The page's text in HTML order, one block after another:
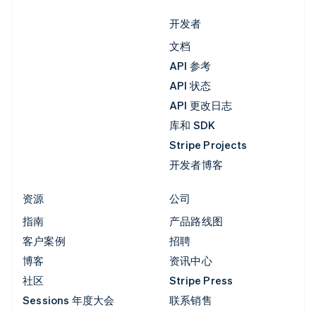
开发者
文档
API 参考
API 状态
API 更改日志
库和 SDK
Stripe Projects
开发者博客
资源
指南
客户案例
博客
社区
Sessions 年度大会
公司
产品路线图
招聘
资讯中心
Stripe Press
联系销售